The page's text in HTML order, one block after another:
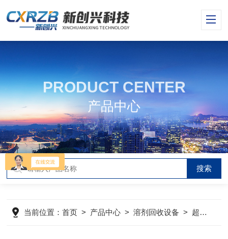
PRODUCT CENTER
产品中心
当前位置：首页 > 产品中心 >溶剂回收设备 > 超重力气提吹脱